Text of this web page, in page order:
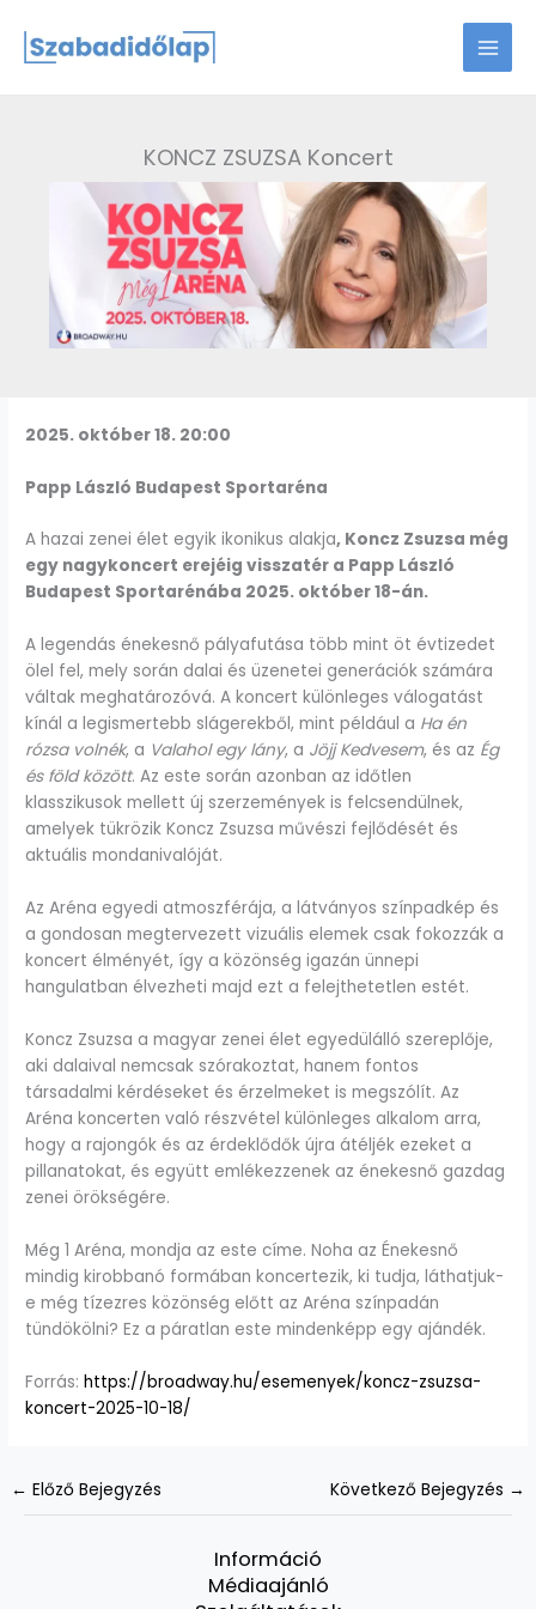
content
KONCZ ZSUZSA Koncert
2025. október 18. 20:00
Papp László Budapest Sportaréna
A hazai zenei élet egyik ikonikus alakja, Koncz Zsuzsa még
egy nagykoncert erejéig visszatér a Papp László
Budapest Sportarénába 2025. október 18-án.
A legendás énekesnő pályafutása több mint öt évtizedet
ölel fel, mely során dalai és üzenetei generációk számára
váltak meghatározóvá. A koncert különleges válogatást
kínál a legismertebb slágerekből, mint például a Ha én
rózsa volnék, a Valahol egy lány, a Jöjj Kedvesem, és az Ég
és föld között. Az este során azonban az időtlen
klasszikusok mellett új szerzemények is felcsendülnek,
amelyek tükrözik Koncz Zsuzsa művészi fejlődését és
aktuális mondanivalóját.
Az Aréna egyedi atmoszférája, a látványos színpadkép és
a gondosan megtervezett vizuális elemek csak fokozzák a
koncert élményét, így a közönség igazán ünnepi
hangulatban élvezheti majd ezt a felejthetetlen estét.
Koncz Zsuzsa a magyar zenei élet egyedülálló szereplője,
aki dalaival nemcsak szórakoztat, hanem fontos
társadalmi kérdéseket és érzelmeket is megszólít. Az
Aréna koncerten való részvétel különleges alkalom arra,
hogy a rajongók és az érdeklődők újra átéljék ezeket a
pillanatokat, és együtt emlékezzenek az énekesnő gazdag
zenei örökségére.
Még 1 Aréna, mondja az este címe. Noha az Énekesnő
mindig kirobbanó formában koncertezik, ki tudja, láthatjuk-
e még tízezres közönség előtt az Aréna színpadán
tündökölni? Ez a páratlan este mindenképp egy ajándék.
Forrás:https://broadway.hu/esemenyek/koncz-zsuzsa-
koncert-2025-10-18/
← Előző Bejegyzés Következő Bejegyzés →
Információ
Médiaajánló